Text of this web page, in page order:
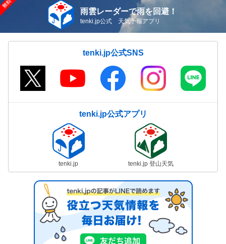
雨雲レーダーで雨を回避！
tenki.jp公式 天気予報アプリ
tenki.jp公式SNS
tenki.jp公式アプリ
tenki.jp tenki.jp 登山天気